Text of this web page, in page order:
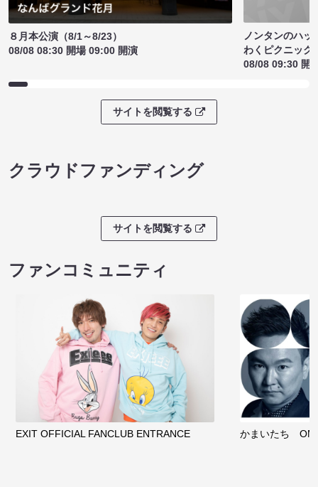
８月本公演（8/1～8/23）
08/08 08:30 開場 09:00 開演
ノンタンのハッ
わくピクニック
08/08 09:30 開
サイトを閲覧する
クラウドファンディング
サイトを閲覧する
ファンコミュニティ
EXIT OFFICIAL FANCLUB ENTRANCE かまいたち